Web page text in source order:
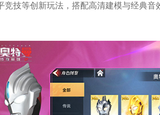
竞技等创新玩法，搭配高清建模与经典